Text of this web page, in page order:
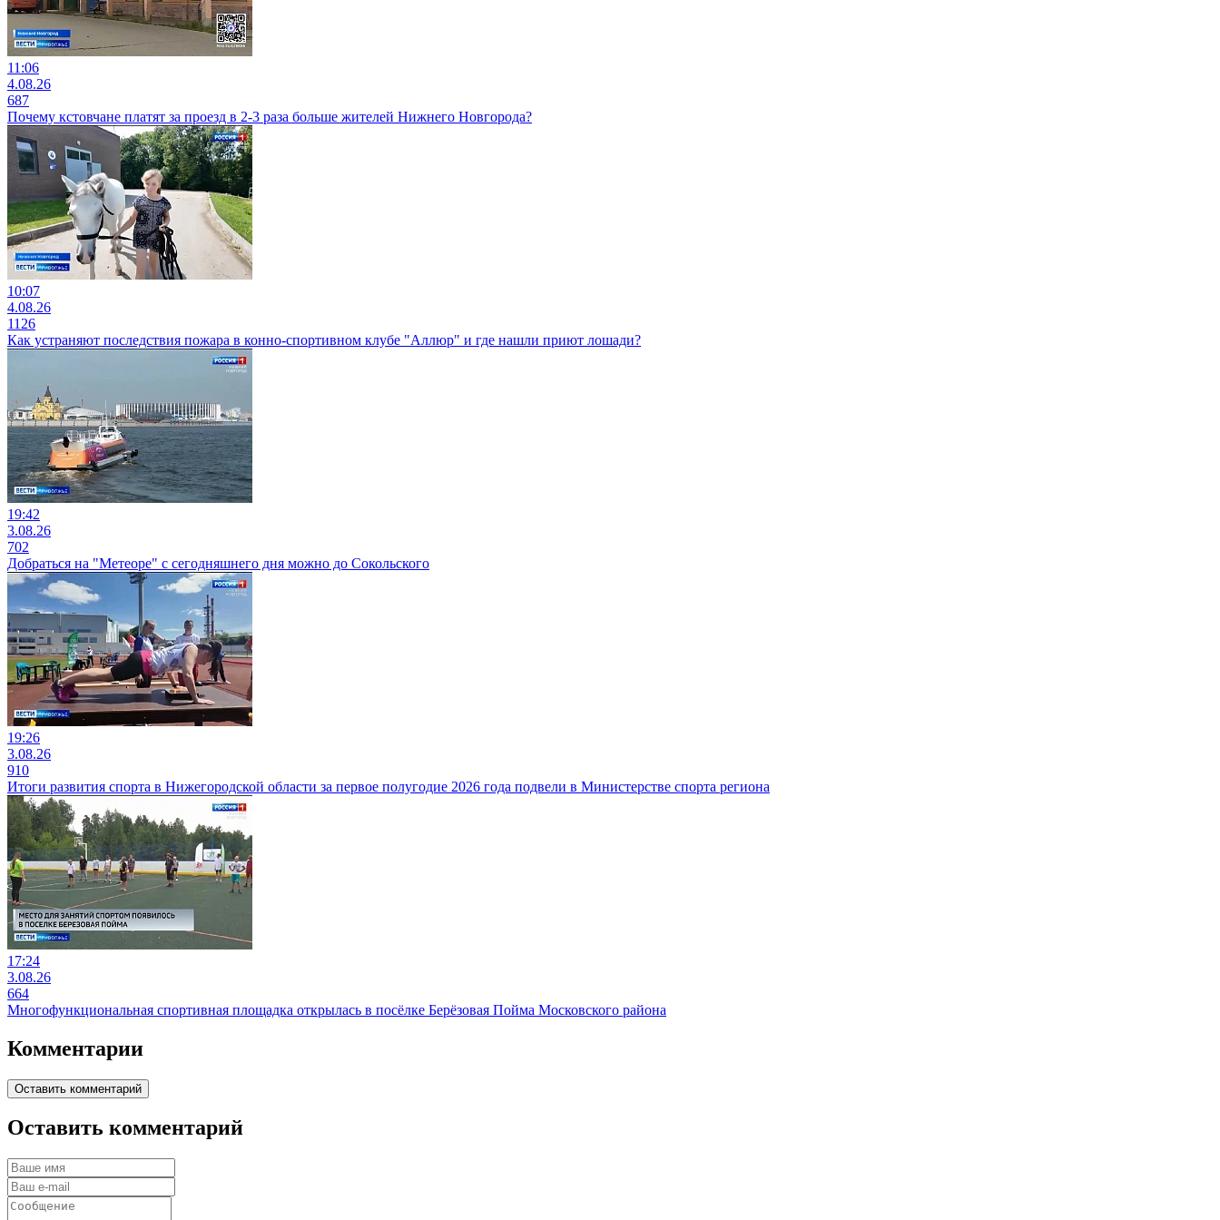
11:06
4.08.26
687
Почему кстовчане платят за проезд в 2-3 раза больше жителей Нижнего Новгорода?
10:07
4.08.26
1126
Как устраняют последствия пожара в конно-спортивном клубе "Аллюр" и где нашли приют лошади?
19:42
3.08.26
702
Добраться на "Метеоре" с сегодняшнего дня можно до Сокольского
19:26
3.08.26
910
Итоги развития спорта в Нижегородской области за первое полугодие 2026 года подвели в Министерстве спорта региона
17:24
3.08.26
664
Многофункциональная спортивная площадка открылась в посёлке Берёзовая Пойма Московского района
Комментарии
Оставить комментарий
Оставить комментарий